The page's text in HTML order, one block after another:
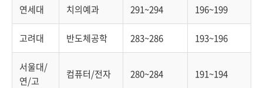
연세대 치의예과 291~294 196~199
고려대 반도체공학 283~286 193~196
서울대/
연/고
컴퓨터/전자 280~284 191~194